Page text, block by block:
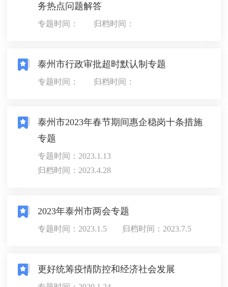
务热点问题解答
专题时间： 归档时间：
泰州市行政审批超时默认制专题
专题时间： 归档时间：
泰州市2023年春节期间惠企稳岗十条措施
专题
专题时间：2023.1.13
归档时间：2023.4.28
2023年泰州市两会专题
专题时间：2023.1.5 归档时间：2023.7.5
更好统筹疫情防控和经济社会发展